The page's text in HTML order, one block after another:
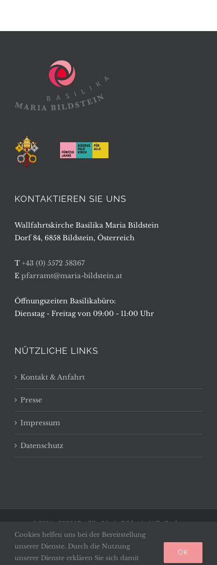
KONTAKTIEREN SIE UNS
Wallfahrtskirche Basilika Maria Bildstein
Dorf 84, 6858 Bildstein, Österreich
T +43 (0) 5572 58367
E pfarramt@maria-bildstein.at
Öffnungszeiten Basilikabüro:
Dienstag - Freitag von 09:00 - 11:00 Uhr
NÜTZLICHE LINKS
Kontakt & Anfahrt
Presse
Impressum
Datenschutz
© 2014 - 2026 | Basilika Maria Bildstein | Alle Rechte
vorbehalten
Facebook
Cookies helfen uns bei der Bereitstellung
unserer Dienste. Durch die Nutzung
unserer Dienste erklären Sie sich damit
OK